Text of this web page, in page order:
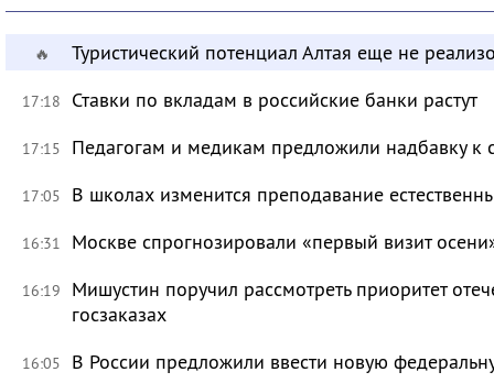
🔥 Туристический потенциал Алтая еще не
17:18 Ставки по вкладам в российские банки растут
17:15 Педагогам и медикам предложили надбавку к
17:05 В школах изменится преподавание
16:31 Москве спрогнозировали «первый визит
16:19
Мишустин поручил рассмотреть приоритет
госзаказах
16:05 В России предложили ввести новую